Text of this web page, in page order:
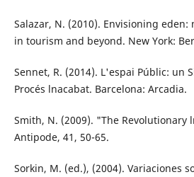
Salazar, N. (2010). Envisioning
in tourism and beyond. New York:
Sennet, R. (2014). L'espai Públic: un
Procés lnacabat. Barcelona: Ar­cadia.
Smith, N. (2009). "The Revolutionary
Antipode, 41, 50-65.
Sorkin, M. (ed.), (2004). Variaciones